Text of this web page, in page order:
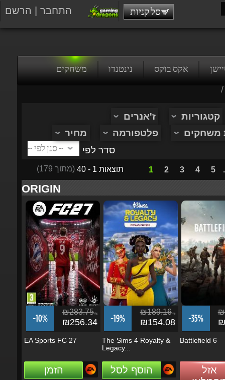
התחבר הרשם סל קניות
אקס בוקס נינטנדו משחקים
/
קטגוריות
ז'אנרים
משחקים
פלטפורמה
מחיר
סדר לפי
תוצאות 1 - 40 (מתוך 179) 1 2 3
ORIGIN
₪283.75
₪256.34
הזמן
₪189.16
₪154.08
Legacy...
הוסף לסל
אזל
מהמלאי